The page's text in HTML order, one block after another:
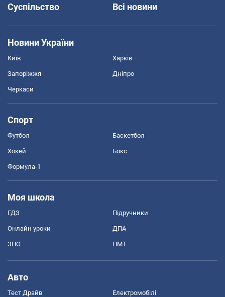
Суспільство
Всі новини
Новини України
Київ Харків
Запоріжжя Дніпро
Черкаси
Спорт
Футбол Баскетбол
Хокей Бокс
Формула-1
Моя школа
ГДЗ Підручники
Онлайн уроки ДПА
ЗНО НМТ
Авто
Тест Драйв Електромобілі